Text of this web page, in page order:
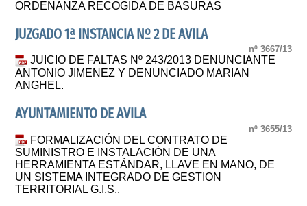
ORDENANZA RECOGIDA DE BASURAS
JUZGADO 1ª INSTANCIA Nº 2 DE AVILA
nº 3667/13
JUICIO DE FALTAS Nº 243/2013 DENUNCIANTE
ANTONIO JIMENEZ Y DENUNCIADO MARIAN
ANGHEL.
AYUNTAMIENTO DE AVILA
nº 3655/13
FORMALIZACIÓN DEL CONTRATO DE
SUMINISTRO E INSTALACIÓN DE UNA
HERRAMIENTA ESTÁNDAR, LLAVE EN MANO, DE
UN SISTEMA INTEGRADO DE GESTION
TERRITORIAL G.I.S..